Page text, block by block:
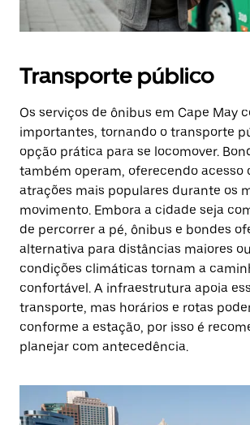
Transporte público
Os serviços de ônibus em Cape May
importantes, tornando o transporte
opção prática para se locomover.
também operam, oferecendo acesso
atrações mais populares durante os
movimento. Embora a cidade seja
de percorrer a pé, ônibus e bondes
alternativa para distâncias maiores
condições climáticas tornam a
confortável. A infraestrutura apoia
transporte, mas horários e rotas
conforme a estação, por isso é
planejar com antecedência.